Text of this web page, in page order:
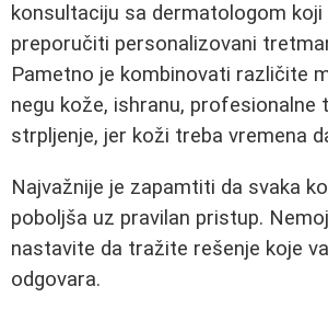
konsultaciju sa dermatologom koji
preporučiti personalizovani
Pametno je kombinovati različite
negu kože, ishranu, profesionalne
strpljenje, jer koži treba vremena
Najvažnije je zapamtiti da svaka
poboljša uz pravilan pristup.
nastavite da tražite rešenje koje
odgovara.